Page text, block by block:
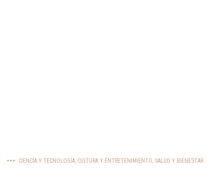
CIENCIA Y TECNOLOGÍA CULTURA Y ENTRETENIMIENTO SALUD Y BIENESTAR